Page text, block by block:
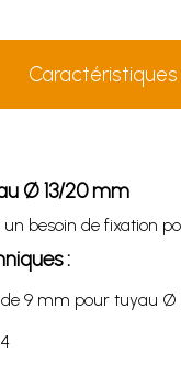
Ø 13/20 mm
besoin de fixation
:
9 mm pour tuyau Ø